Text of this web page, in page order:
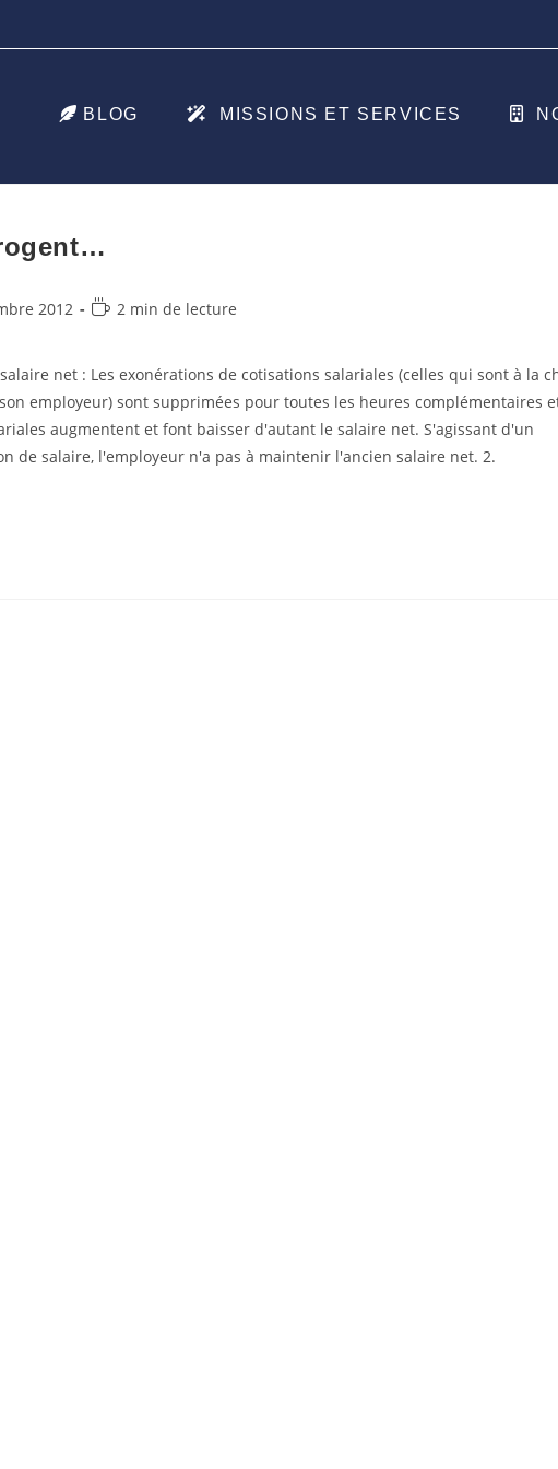
BLOG MISSIONS ET SERVICES
2012
Temps2 min de lecture
net : Les exonérations de cotisations salariales (celles qui sont à la
employeur) sont supprimées pour toutes les heures complémentaires
augmentent et font baisser d'autant le salaire net. S'agissant d'un
de salaire, l'employeur n'a pas à maintenir l'ancien salaire net. 2.